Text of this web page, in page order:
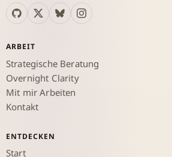
ARBEIT
Strategische Beratung
Overnight Clarity
Mit mir Arbeiten
Kontakt
ENTDECKEN
Start